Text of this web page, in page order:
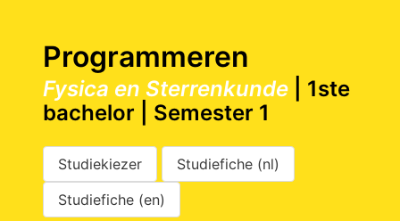
Career
Shop
Studie
Home
Schachten
Programmeren
Fysica en Sterrenkunde
| 1ste
bachelor | Semester 1
Studiekiezer
Studiefiche (nl)
Studiefiche (en)